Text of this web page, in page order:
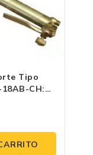
Tipo
CH: